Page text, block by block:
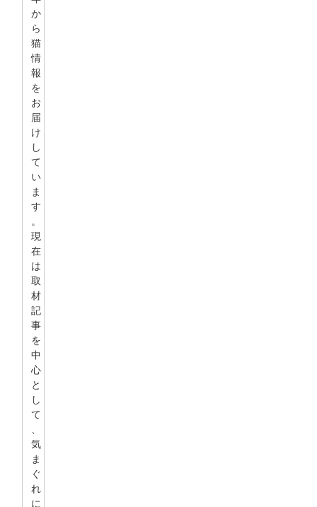
か
ら
猫
情
報
を
お
届
け
し
て
い
ま
す
。
現
在
は
取
材
記
事
を
中
心
と
し
て
気
ま
ぐ
れ
に